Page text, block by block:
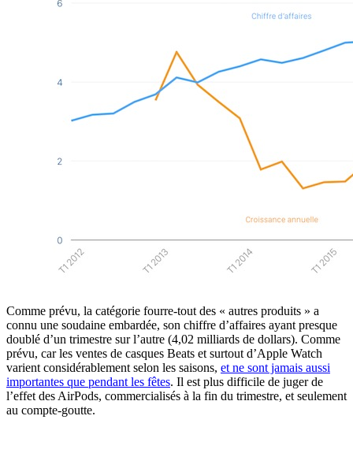
Comme prévu, la catégorie fourre-tout des « autres produits » a
connu une soudaine embardée, son chiffre d’affaires ayant presque
doublé d’un trimestre sur l’autre (4,02 milliards de dollars). Comme
prévu, car les ventes de casques Beats et surtout d’Apple Watch
varient considérablement selon les saisons, et ne sont jamais aussi
importantes que pendant les fêtes. Il est plus difficile de juger de
l’effet des AirPods, commercialisés à la fin du trimestre, et seulement
au compte-goutte.